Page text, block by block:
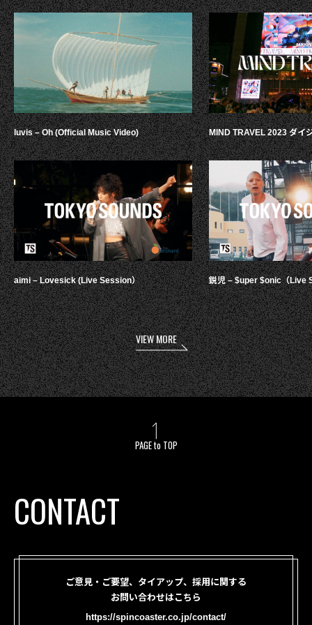
luvis – Oh (Official Music Video)
aimi – Lovesick (Live Session）
MIND TRAVEL 2023 ダイ
鋭児 – $uper $onic（Live
VIEW MORE
PAGE to TOP
CONTACT
ご意見・ご要望、タイアップ、採用に関する
お問い合わせはこちら
https://spincoaster.co.jp/contact/